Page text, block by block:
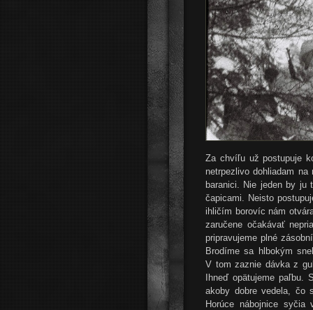
Za chvíľu už postupuje
netrpezlivo dohliadam
baranici. Nie jeden by ju
čapicami. Neisto
ihličím borovíc nám
zaručene očakávať
pripravujeme plné
Brodíme sa hlbokým
V tom zaznie dávka z
Ihneď opätujeme
akoby dobre vedela, čo
Horúce nábojnice